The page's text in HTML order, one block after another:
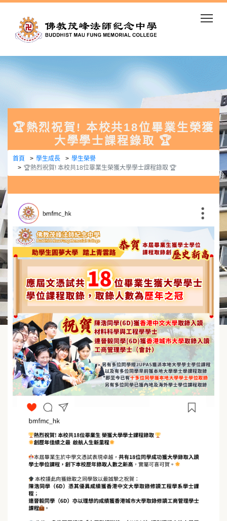
🏆熱烈祝賀! 本校共18位畢業生榮獲
大學學士課程錄取 🏆
首頁 學生成長
學生榮譽
🏆熱烈祝賀! 本校共18位畢業生榮獲大學學士課程錄取 🏆